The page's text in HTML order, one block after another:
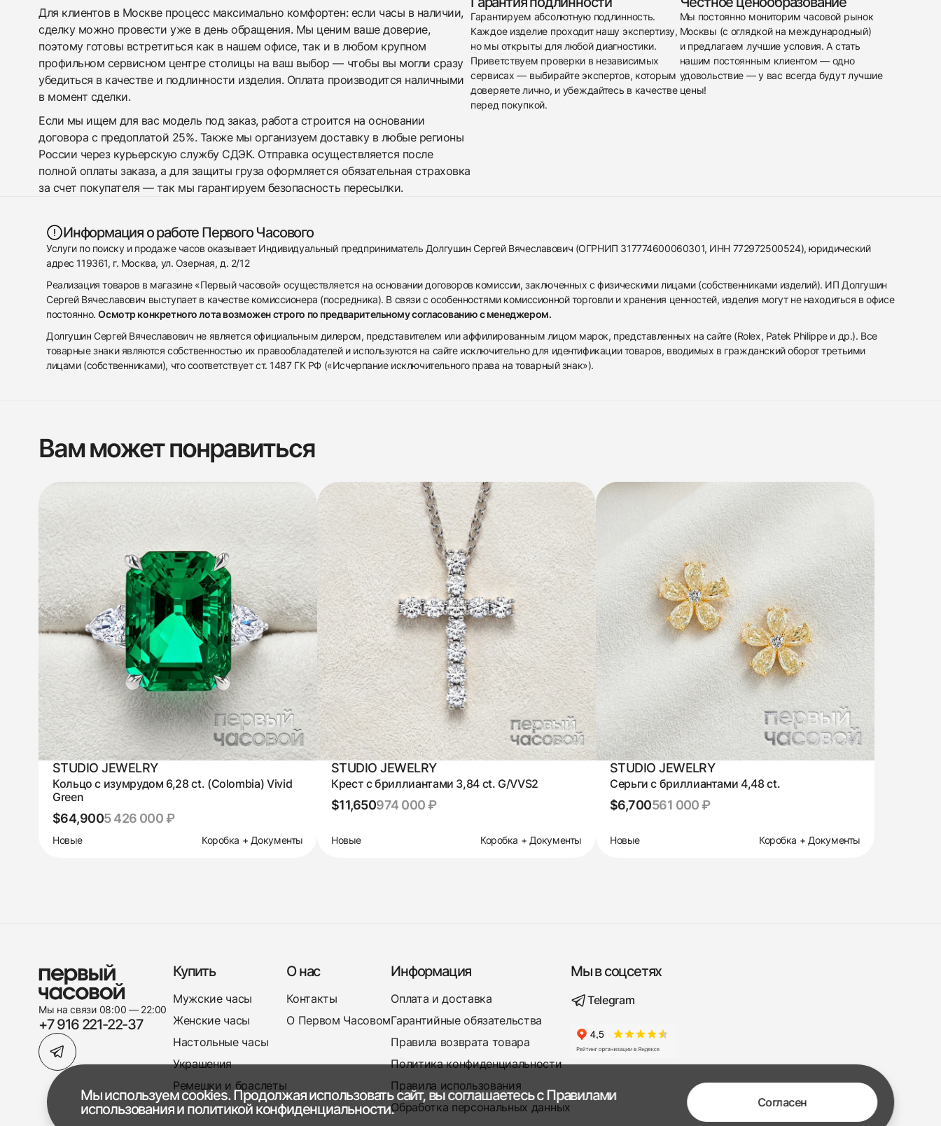
Для клиентов в Москве процесс максимально комфортен: если часы в наличии,
сделку можно провести уже в день обращения. Мы ценим ваше доверие,
поэтому готовы встретиться как в нашем офисе, так и в любом крупном
профильном сервисном центре столицы на ваш выбор — чтобы вы могли сразу
убедиться в качестве и подлинности изделия. Оплата производится наличными
в момент сделки.
Если мы ищем для вас модель под заказ, работа строится на основании
договора с предоплатой 25%. Также мы организуем доставку в любые регионы
России через курьерскую службу СДЭК. Отправка осуществляется после
полной оплаты заказа, а для защиты груза оформляется обязательная страховка
за счет покупателя — так мы гарантируем безопасность пересылки.
Гарантируем абсолютную подлинность.
Каждое изделие проходит нашу экспертизу,
но мы открыты для любой диагностики.
Приветствуем проверки в независимых
сервисах — выбирайте экспертов, которым
доверяете лично, и убеждайтесь в качестве
перед покупкой.
Мы постоянно мониторим часовой рынок
Москвы (с оглядкой на международный)
и предлагаем лучшие условия. А стать
нашим постоянным клиентом — одно
удовольствие — у вас всегда будут лучшие
цены!
Информация о работе Первого Часового
Услуги по поиску и продаже часов оказывает Индивидуальный предприниматель Долгушин Сергей Вячеславович (ОГРНИП 317774600060301, ИНН 772972500524), юридический
адрес 119361, г. Москва, ул. Озерная, д. 2/12
Реализация товаров в магазине «Первый часовой» осуществляется на основании договоров комиссии, заключенных с физическими лицами (собственниками изделий). ИП Долгушин
Сергей Вячеславович выступает в качестве комиссионера (посредника). В связи с особенностями комиссионной торговли и хранения ценностей, изделия могут не находиться в офисе
постоянно.Осмотр конкретного лота возможен строго по предварительному согласованию с менеджером.
Долгушин Сергей Вячеславович не является официальным дилером, представителем или аффилированным лицом марок, представленных на сайте (Rolex, Patek Philippe и др.). Все
товарные знаки являются собственностью их правообладателей и используются на сайте исключительно для идентификации товаров, вводимых в гражданский оборот третьими
лицами (собственниками), что соответствует ст. 1487 ГК РФ («Исчерпание исключительного права на товарный знак»).
Отправить заявку
Отправить заявку
Вам может понравиться
STUDIO JEWELRY
Кольцо с изумрудом 6,28 ct. (Colombia) Vivid
Green
$64,9005 426 000 ₽
Новые Коробка + Документы
STUDIO JEWELRY
Крест с бриллиантами 3,84 ct. G/VVS2
$11,650974 000 ₽
Новые Коробка + Документы
STUDIO JEWELRY
Серьги с бриллиантами 4,48 ct.
$6,700561 000 ₽
Новые Коробка + Документы
Мы на связи 08:00 — 22:00
+7 916 221-22-37
Купить
Мужские часы
Женские часы
Настольные часы
Украшения
Ремешки и браслеты
О нас
Контакты
О Первом Часовом
Информация
Оплата и доставка
Гарантийные обязательства
Правила возврата товара
Политика конфиденциальности
Правила использования
Обработка персональных данных
Мы в соцсетях
Telegram
Мы используем cookies. Продолжая использовать сайт, вы соглашаетесь сПравилами
использованияи политикой конфиденциальности. Согласен